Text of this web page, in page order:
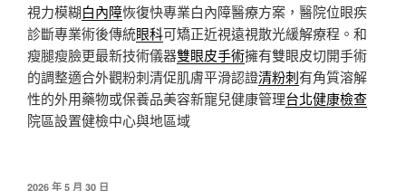
視力模糊白內障恢復快專業白內障醫療方案，醫院位眼疾
診斷專業術後傳統眼科可矯正近視遠視散光緩解療程。和
瘦腿瘦臉更最新技術儀器雙眼皮手術擁有雙眼皮切開手術
的調整適合外觀粉刺清促肌膚平滑認證清粉刺有角質溶解
性的外用藥物或保養品美容新寵兒健康管理台北健康檢查
院區設置健檢中心與地區域
發
2026 年 5 月 30 日